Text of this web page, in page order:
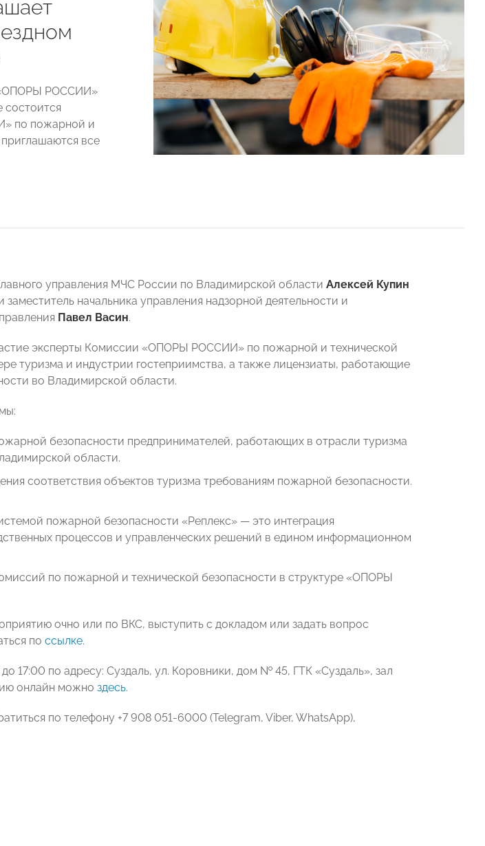
«ОПОРЫ РОССИИ»
по пожарной и
все
управления МЧС России по Владимирской области Алексей Купин
начальника управления надзорной деятельности и
Павел Васин.
эксперты Комиссии «ОПОРЫ РОССИИ» по пожарной и технической
туризма и индустрии гостеприимства, а также лицензиаты, работающие
во Владимирской области.
безопасности предпринимателей, работающих в отрасли туризма
области.
соответствия объектов туризма требованиям пожарной безопасности.
пожарной безопасности «Реплекс» — это интеграция
процессов и управленческих решений в едином информационном
по пожарной и технической безопасности в структуре «ОПОРЫ
очно или по ВКС, выступить с докладом или задать вопрос
по ссылке.
17:00 по адресу: Суздаль, ул. Коровники, дом № 45, ГТК «Суздаль», зал
онлайн можно здесь.
по телефону +7 908 051-6000 (Telegram, Viber, WhatsApp),